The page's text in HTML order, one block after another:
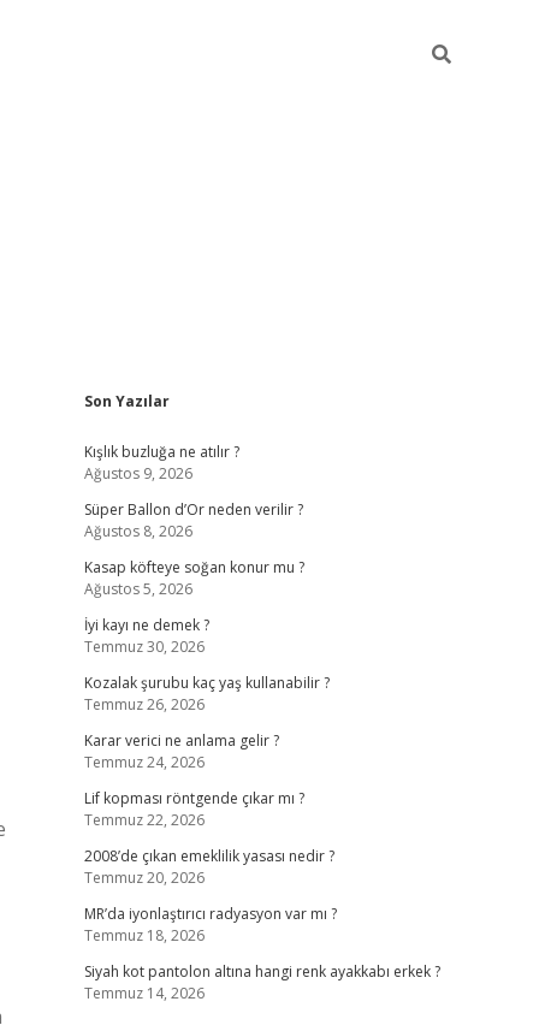
Sidebar
Son Yazılar
Kışlık buzluğa ne atılır ?
Ağustos 9, 2026
Süper Ballon d’Or neden verilir ?
Ağustos 8, 2026
Kasap köfteye soğan konur mu ?
Ağustos 5, 2026
İyi kayı ne demek ?
Temmuz 30, 2026
Kozalak şurubu kaç yaş kullanabilir ?
Temmuz 26, 2026
Karar verici ne anlama gelir ?
Temmuz 24, 2026
Lif kopması röntgende çıkar mı ?
Temmuz 22, 2026
2008’de çıkan emeklilik yasası nedir ?
Temmuz 20, 2026
MR’da iyonlaştırıcı radyasyon var mı ?
Temmuz 18, 2026
Siyah kot pantolon altına hangi renk ayakkabı erkek ?
Temmuz 14, 2026